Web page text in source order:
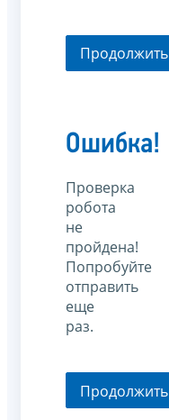
Продолжить
Ошибка!
Проверка
робота
не
пройдена!
Попробуйте
отправить
еще
раз.
Продолжить